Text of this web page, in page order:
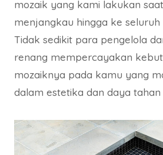
mozaik yang kami lakukan
menjangkau hingga ke seluruh
Tidak sedikit para pengelola
renang mempercayakan
mozaiknya pada kamu yang
dalam estetika dan daya tahan